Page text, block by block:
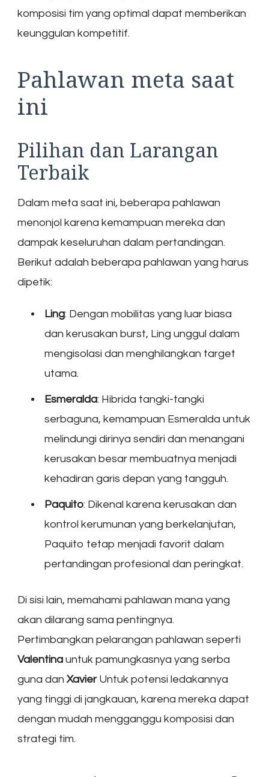
komposisi tim yang optimal dapat memberikan
keunggulan kompetitif.
Pahlawan meta saat
ini
Pilihan dan Larangan
Terbaik
Dalam meta saat ini, beberapa pahlawan
menonjol karena kemampuan mereka dan
dampak keseluruhan dalam pertandingan.
Berikut adalah beberapa pahlawan yang harus
dipetik:
Ling: Dengan mobilitas yang luar biasa
dan kerusakan burst, Ling unggul dalam
mengisolasi dan menghilangkan target
utama.
Esmeralda: Hibrida tangki-tangki
serbaguna, kemampuan Esmeralda untuk
melindungi dirinya sendiri dan menangani
kerusakan besar membuatnya menjadi
kehadiran garis depan yang tangguh.
Paquito: Dikenal karena kerusakan dan
kontrol kerumunan yang berkelanjutan,
Paquito tetap menjadi favorit dalam
pertandingan profesional dan peringkat.
Di sisi lain, memahami pahlawan mana yang
akan dilarang sama pentingnya.
Pertimbangkan pelarangan pahlawan seperti
Valentina untuk pamungkasnya yang serba
guna danXavierUntuk potensi ledakannya
yang tinggi di jangkauan, karena mereka dapat
dengan mudah mengganggu komposisi dan
strategi tim.